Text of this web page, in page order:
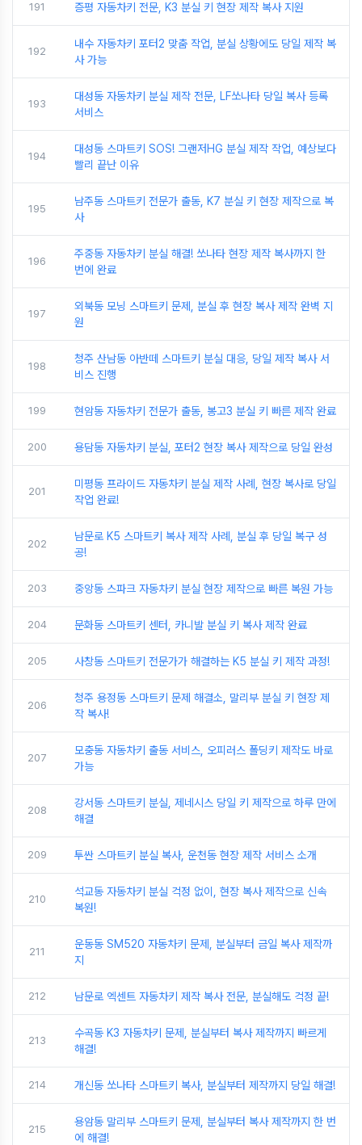
191 증평 자동차키 전문, K3 분실 키 현장 제작 복사 지원
192
내수 자동차키 포터2 맞춤 작업, 분실 상황에도 당일 제작 복
사 가능
193
대성동 자동차키 분실 제작 전문, LF쏘나타 당일 복사 등록
서비스
194
대성동 스마트키 SOS! 그랜저HG 분실 제작 작업, 예상보다
빨리 끝난 이유
195
남주동 스마트키 전문가 출동, K7 분실 키 현장 제작으로 복
사
196
주중동 자동차키 분실 해결! 쏘나타 현장 제작 복사까지 한
번에 완료
197
외북동 모닝 스마트키 문제, 분실 후 현장 복사 제작 완벽 지
원
198
청주 산남동 아반떼 스마트키 분실 대응, 당일 제작 복사 서
비스 진행
199 현암동 자동차키 전문가 출동, 봉고3 분실 키 빠른 제작 완료
200 용담동 자동차키 분실, 포터2 현장 복사 제작으로 당일 완성
201
미평동 프라이드 자동차키 분실 제작 사례, 현장 복사로 당일
작업 완료!
202
남문로 K5 스마트키 복사 제작 사례, 분실 후 당일 복구 성
공!
203 중앙동 스파크 자동차키 분실 현장 제작으로 빠른 복원 가능
204 문화동 스마트키 센터, 카니발 분실 키 복사 제작 완료
205 사창동 스마트키 전문가가 해결하는 K5 분실 키 제작 과정!
206
청주 용정동 스마트키 문제 해결소, 말리부 분실 키 현장 제
작 복사!
207
모충동 자동차키 출동 서비스, 오피러스 폴딩키 제작도 바로
가능
208
강서동 스마트키 분실, 제네시스 당일 키 제작으로 하루 만에
해결
209 투싼 스마트키 분실 복사, 운천동 현장 제작 서비스 소개
210
석교동 자동차키 분실 걱정 없이, 현장 복사 제작으로 신속
복원!
211
운동동 SM520 자동차키 문제, 분실부터 금일 복사 제작까
지
212 남문로 엑센트 자동차키 제작 복사 전문, 분실해도 걱정 끝!
213
수곡동 K3 자동차키 문제, 분실부터 복사 제작까지 빠르게
해결!
214 개신동 쏘나타 스마트키 복사, 분실부터 제작까지 당일 해결!
215
용암동 말리부 스마트키 문제, 분실부터 복사 제작까지 한 번
에 해결!